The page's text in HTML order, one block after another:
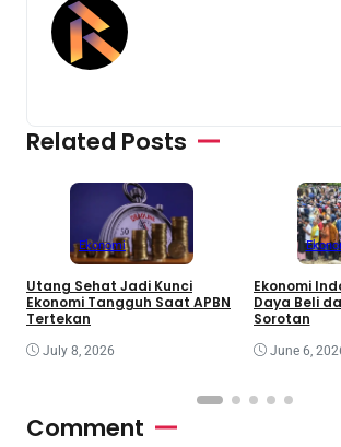
Related Posts
Ekonomi
Utang Sehat Jadi Kunci
Ekonomi Tangguh Saat APBN
Tertekan
July 8, 2026
Ekonomi
Daya Beli
Sorotan
June 6,
Comment